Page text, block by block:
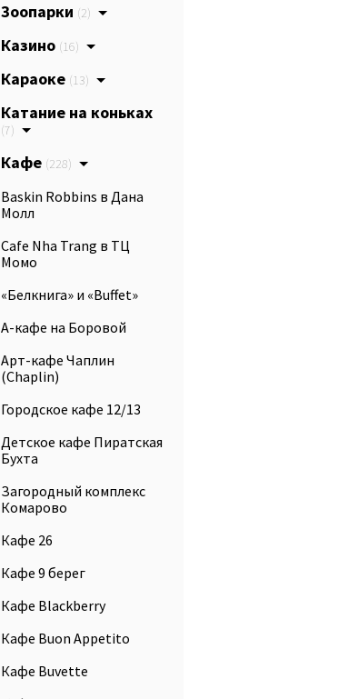
Зоопарки (2)
Казино (16)
Караоке (13)
Катание на коньках
(7)
Кафе (228)
Baskin Robbins в Дана
Молл
Cafe Nha Trang в ТЦ
Момо
«Белкнига» и «Buffet»
А-кафе на Боровой
Арт-кафе Чаплин
(Chaplin)
Городское кафе 12/13
Детское кафе Пиратская
Бухта
Загородный комплекс
Комарово
Кафе 26
Кафе 9 берег
Кафе Blackberry
Кафе Buon Appetito
Кафе Buvette